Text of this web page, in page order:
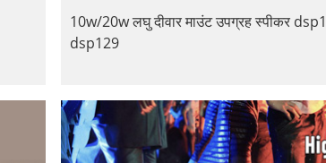
10w/20w लघु दीवार माउंट उपग्रह स्पीकर
dsp129